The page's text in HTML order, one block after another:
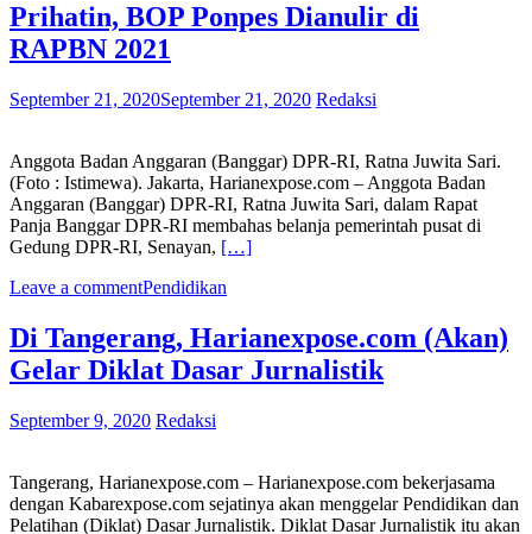
Prihatin, BOP Ponpes Dianulir di
RAPBN 2021
September 21, 2020September 21, 2020 Redaksi
Anggota Badan Anggaran (Banggar) DPR-RI, Ratna Juwita Sari.
(Foto : Istimewa). Jakarta, Harianexpose.com – Anggota Badan
Anggaran (Banggar) DPR-RI, Ratna Juwita Sari, dalam Rapat
Panja Banggar DPR-RI membahas belanja pemerintah pusat di
Gedung DPR-RI, Senayan, […]
Leave a commentPendidikan
Di Tangerang, Harianexpose.com (Akan)
Gelar Diklat Dasar Jurnalistik
September 9, 2020 Redaksi
Tangerang, Harianexpose.com – Harianexpose.com bekerjasama
dengan Kabarexpose.com sejatinya akan menggelar Pendidikan dan
Pelatihan (Diklat) Dasar Jurnalistik. Diklat Dasar Jurnalistik itu akan